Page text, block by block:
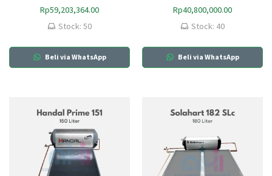
Rp59,203,364.00
Stock: 50
Beli via WhatsApp
Rp40,800,000.00
Stock: 40
Beli via WhatsApp